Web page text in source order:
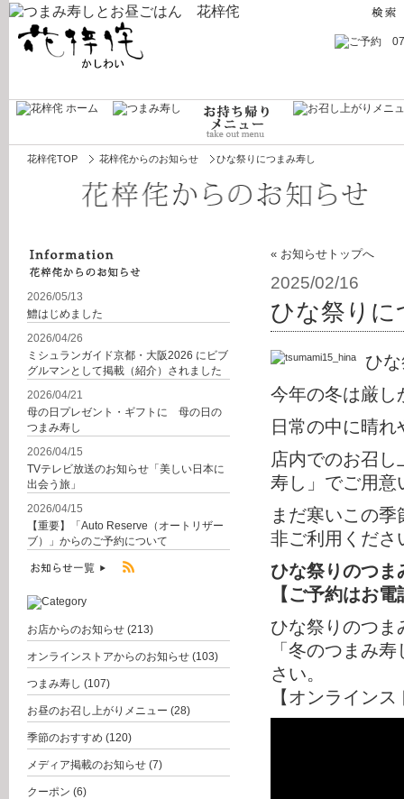
花梓侘TOP 花梓侘からのお知らせ ひな祭りにつまみ寿し
2026/05/13
鱧はじめました
2026/04/26
ミシュランガイド京都・大阪2026 にビブ
グルマンとして掲載（紹介）されました
2026/04/21
母の日プレゼント・ギフトに 母の日の
つまみ寿し
2026/04/15
TVテレビ放送のお知らせ「美しい日本に
出会う旅」
2026/04/15
【重要】「Auto Reserve（オートリザー
ブ）」からのご予約について
お店からのお知らせ (213)
オンラインストアからのお知らせ (103)
つまみ寿し (107)
お昼のお召し上がりメニュー (28)
季節のおすすめ (120)
メディア掲載のお知らせ (7)
クーポン (6)
« お知らせトップへ
2025/02/16
ひな祭りに
ひ
今年の冬は厳し
日常の中に晴
店内でのお召
寿し」でご用意
まだ寒いこの
非ご利用くださ
ひな祭りのつ
【ご予約はお
ひな祭りのつま
「冬のつまみ
さい。
【オンライン